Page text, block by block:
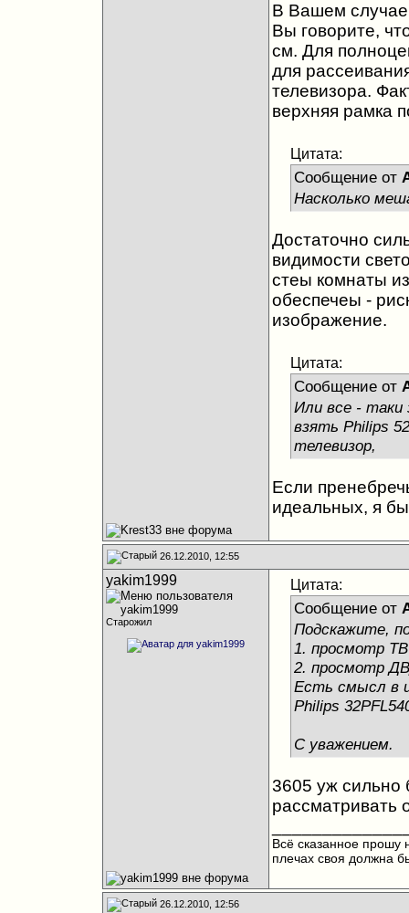
В Вашем случае
Вы говорите,
см. Для
для
телевизора.
верхняя рамка
Цитата:
Сообщение от
Насколько
Достаточно
видимости
стеы комнаты
обеспечеы -
изображение.
Цитата:
Сообщение от
Или все - таки
взять Philips
телевизор,
Если
идеальных, я
26.12.2010, 12:55
yakim1999
Старожил
Цитата:
Сообщение от
Подскажите,
1. просмотр ТВ
2. просмотр
Есть смысл в
Philips
С уважением.
3605 уж сильно
рассматривать
Всё сказанное прошу
плечах своя должна
26.12.2010, 12:56